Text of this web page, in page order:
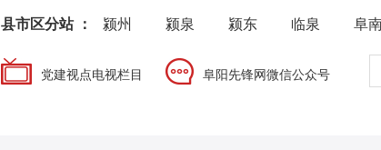
县市区分站 ： 颍州 颍泉 颍东 临泉 阜
党建视点电视栏目 阜阳先锋网微信公众号